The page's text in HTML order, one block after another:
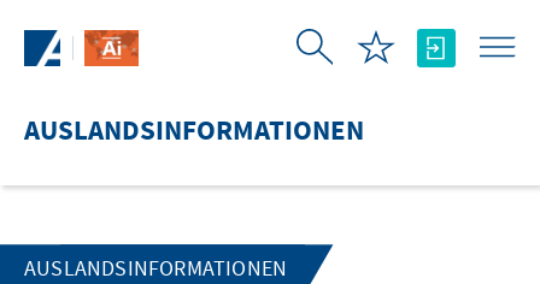
AUSLANDSINFORMATIONEN
AUSLANDSINFORMATIONEN